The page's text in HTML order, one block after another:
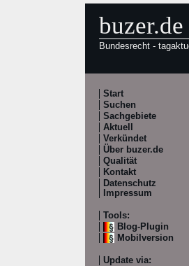
buzer.de
Bundesrecht -
Start
Suchen
Sachgebiete
Aktuell
Verkündet
Über buzer.de
Qualität
Kontakt
Datenschutz
Impressum
Tools:
Blog-Plugin
Mobilversion
Update via: